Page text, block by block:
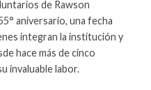
de Rawson
aniversario, una fecha
integran la institución y
hace más de cinco
invaluable labor.